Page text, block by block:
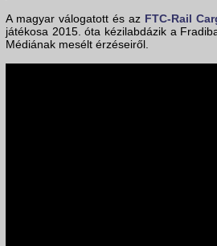
A magyar válogatott és az FTC-Rail
játékosa 2015. óta kézilabdázik a
Médiának mesélt érzéseiről.